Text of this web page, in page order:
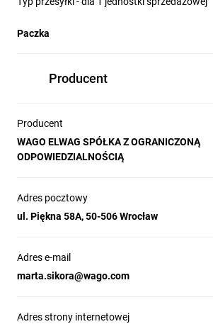
Paczka
Producent
Producent
WAGO ELWAG SPÓŁKA Z OGRANICZONĄ
ODPOWIEDZIALNOŚCIĄ
Adres pocztowy
ul. Piękna 58A, 50-506 Wrocław
Adres e-mail
marta.sikora@wago.com
Adres strony internetowej